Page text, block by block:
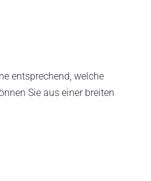
entsprechend, welche
Sie aus einer breiten